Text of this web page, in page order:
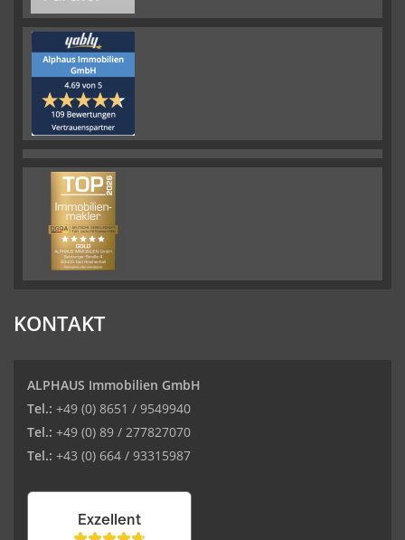
KONTAKT
ALPHAUS Immobilien GmbH
Tel.: +49 (0) 8651 / 9549940
Tel.: +49 (0) 89 / 277827070
Tel.: +43 (0) 664 / 93315987